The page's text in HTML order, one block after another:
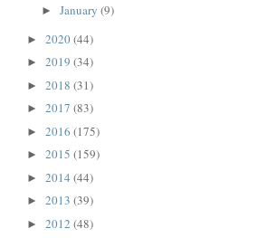
► January (9)
► 2020(44)
► 2019 (34)
► 2018 (31)
► 2017 (83)
► 2016 (175)
► 2015 (159)
► 2014 (44)
► 2013 (39)
► 2012 (48)